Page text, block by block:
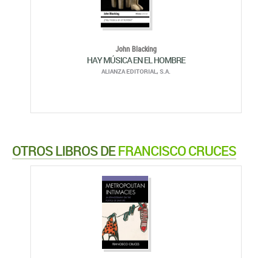
John Blacking
HAY MÚSICA EN EL HOMBRE
ALIANZA EDITORIAL, S.A.
OTROS LIBROS DEFRANCISCO CRUCES